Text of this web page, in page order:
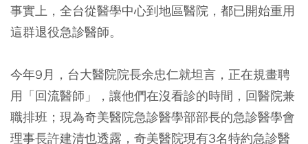
事實上，全台從醫學中心到地區醫院，都已開始重用
這群退役急診醫師。
今年9月，台大醫院院長余忠仁就坦言，正在規畫聘
用「回流醫師」，讓他們在沒看診的時間，回醫院兼
職排班；現為奇美醫院急診醫學部部長的急診醫學會
理事長許建清也透露，奇美醫院現有3名特約急診醫